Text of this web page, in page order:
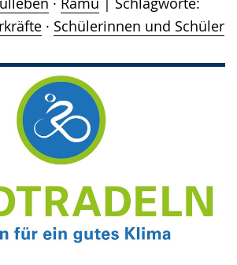
· Schülerinnen und Schüler